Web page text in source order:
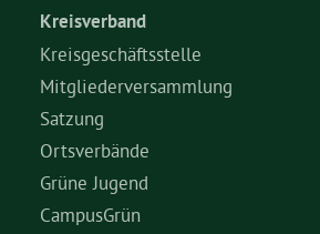
Aktiv werden
Termine
Arbeitsgruppen
Kreisverband
Kreisgeschäftsstelle
Mitgliederversammlung
Satzung
Ortsverbände
Grüne Jugend
CampusGrün